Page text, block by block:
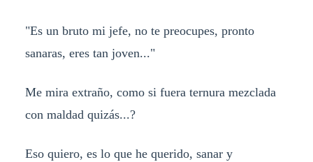
"Es un bruto mi jefe, no te preocupes, pronto
sanaras, eres tan joven..."
Me mira extraño, como si fuera ternura mezclada
con maldad quizás...?
Eso quiero, es lo que he querido, sanar y